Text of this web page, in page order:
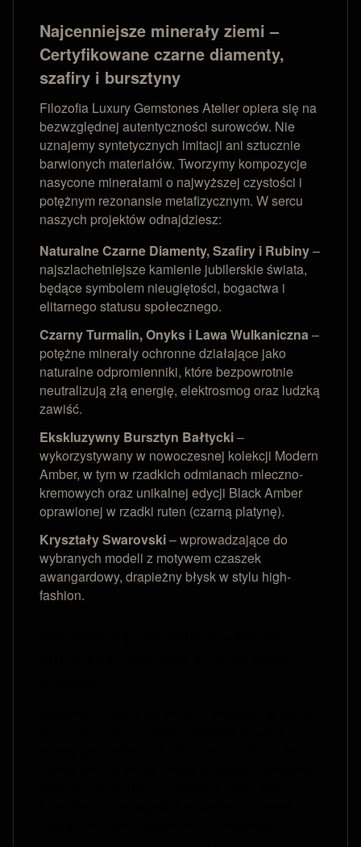
Najcenniejsze minerały ziemi –
Certyfikowane czarne diamenty,
szafiry i bursztyny
Filozofia Luxury Gemstones Atelier opiera się na
bezwzględnej autentyczności surowców. Nie
uznajemy syntetycznych imitacji ani sztucznie
barwionych materiałów. Tworzymy kompozycje
nasycone minerałami o najwyższej czystości i
potężnym rezonansie metafizycznym. W sercu
naszych projektów odnajdziesz:
Naturalne Czarne Diamenty, Szafiry i Rubiny–
najszlachetniejsze kamienie jubilerskie świata,
będące symbolem nieugiętości, bogactwa i
elitarnego statusu społecznego.
Czarny Turmalin, Onyks i Lawa Wulkaniczna–
potężne minerały ochronne działające jako
naturalne odpromienniki, które bezpowrotnie
neutralizują złą energię, elektrosmog oraz ludzką
zawiść.
Ekskluzywny Bursztyn Bałtycki–
wykorzystywany w nowoczesnej kolekcji Modern
Amber, w tym w rzadkich odmianach mleczno-
kremowych oraz unikalnej edycji Black Amber
oprawionej w rzadki ruten (czarną platynę).
Kryształy Swarovski– wprowadzające do
wybranych modeli z motywem czaszek
awangardowy, drapieżny błysk w stylu high-
fashion.